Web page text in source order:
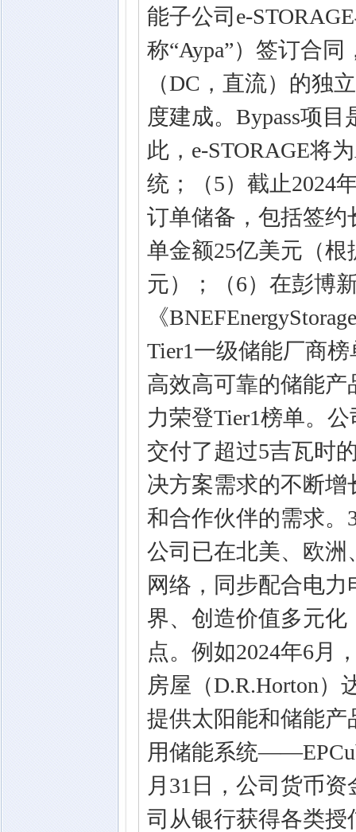
能子公司e-
称“Aypa”）签订合同
（DC，直流）的独
度建成。Bypass项
此，e-STORAGE将
统；（5）截止2024
订单储备，包括签
单金额25亿美元（
元）；（6）在彭博
《
Tier1一级储能厂商
高效高可靠的储能
力荣登Tier1榜单。
交付了超过5吉瓦时
决方案需求的不断
和合作伙伴的需求。
公司已在北美、欧
网络，同步配合电
界、创造价值多元
点。例如2024年6月
房屋（D.R.Horton）
提供太阳能和储能
用储能系统
月31日，公司货币
司从银行获得各类授